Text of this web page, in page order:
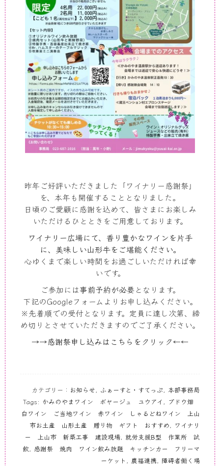
昨年ご好評いただきました「ワイナリー感謝祭」
を、本年も開催することとなりました。
日頃のご愛顧に感謝を込めて、皆さまにお楽しみ
いただけるひとときをご用意しております。
ワイナリー広場にて、香り豊かなワインを片手
に、美味しい山形牛をご堪能ください。
心ゆくまで楽しい時間をお過ごしいただければ幸
いです。
ご参加には事前予約が必要 となります。
下記のGoogleフォームよりお申し込みください。
※先着順での受付となります。定員に達し次第、締
め切りとさせていただきますのでご了承ください。
→→感謝祭申し込みはこちらをクリック←←
カテゴリー： お知らせ, ふぁーすと・すてっぷ, 本部事務局
Tags: かみのやまワイン ボヤージュ ユウアイ , ブドウ畑
白ワイン ご当地ワイン 赤ワイン しゃるどねワイン 上山
市お土産 山形土産 贈り物 ギフト おすすめ, ワイナリ
ー 上山市 新築工事 建設現場, 就労支援B型 作業所 試
飲, 感謝祭 焼肉 ワイン飲み放題 キッチンカー フリーマ
ーケット , 農福連携, 障碍者働く場